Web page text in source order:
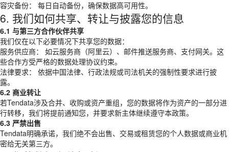
容灾备份： 每日自动备份，确保数据高可用性。
6. 我们如何共享、转让与披露您的信息
6.1 与第三方合作伙伴共享
我们仅在以下必要情况下共享您的数据：
服务供应商： 如云服务商（阿里云）、邮件推送服务商、支付网关。这
些合作方受严格的数据处理协议约束。
法律要求： 依据中国法律、行政法规或司法机关的强制性要求进行披
露。
6.2 商业转让
若Tendata涉及合并、收购或资产重组，您的数据将作为资产的一部分进
行转移，我们将提前通知您，并要求新主体继续遵守本政策。
6.3 严禁出售
Tendata明确承诺，我们绝不会出售、交易或租赁您的个人数据或商业机
密给无关第三方。